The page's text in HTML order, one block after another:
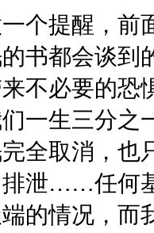
个提醒，
书都会谈到
不必要的恐
一生三分之
全取消，也
泄……任何
的情况，而